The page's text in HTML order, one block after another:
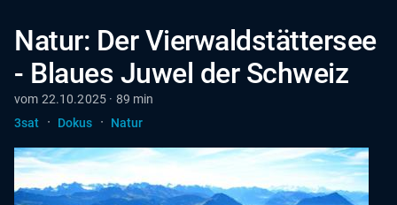
Natur: Der Vierwaldstättersee
- Blaues Juwel der Schweiz
vom 22.10.2025 · 89 min
3sat
· Dokus · Natur